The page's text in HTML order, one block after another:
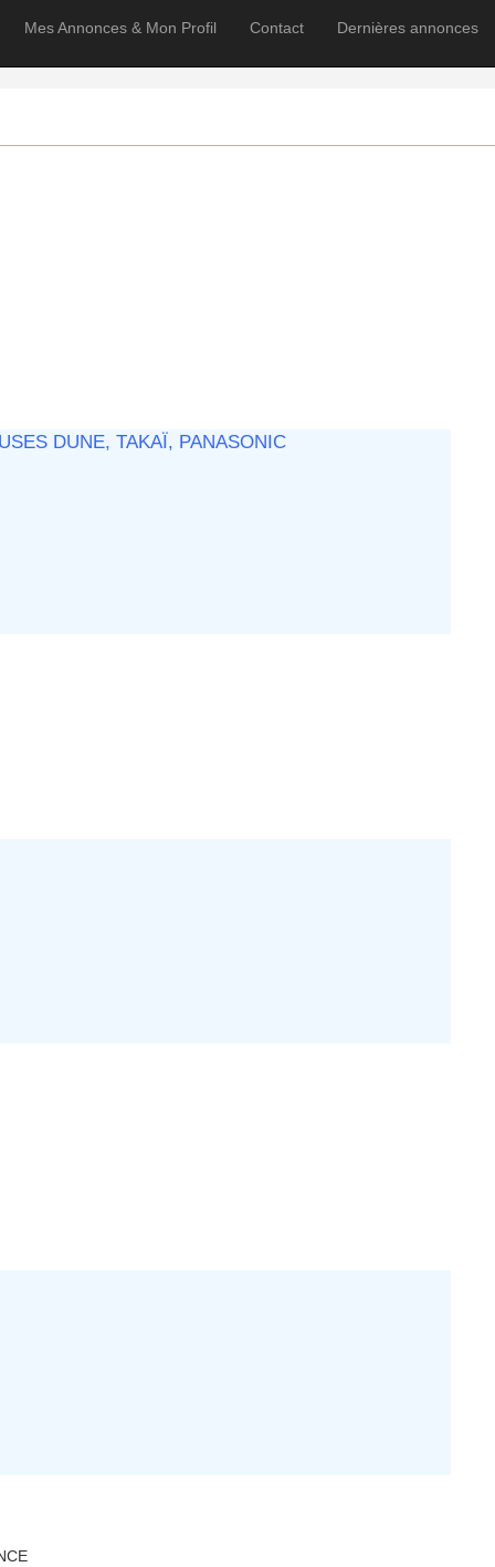
Mes Annonces & Mon Profil Contact
Dernières annonces
DUNE, TAKAÏ, PANASONIC